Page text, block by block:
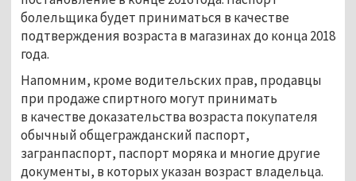
болельщика будет приниматься в качестве
подтверждения возраста в магазинах до конца 2018
года.
Напомним, кроме водительских прав, продавцы
при продаже спиртного могут принимать
в качестве доказательства возраста покупателя
обычный общегражданский паспорт,
загранпаспорт, паспорт моряка и многие другие
документы, в которых указан возраст владельца.